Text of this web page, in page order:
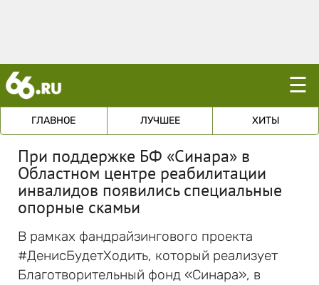
☰
ГЛАВНОЕ ЛУЧШЕЕ ХИТЫ
При поддержке БФ «Синара» в
Областном центре реабилитации
инвалидов появились специальные
опорные скамьи
В рамках фандрайзингового проекта
#ДенисБудетХодить, который реализует
Благотворительный фонд «Синара», в